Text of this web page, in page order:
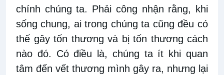
chính chúng ta. Phải công nhận rằng, khi
sống chung, ai trong chúng ta cũng đều có
thể gây tổn thương và bị tổn thương cách
nào đó. Cóđiều là, chúng ta ít khi quan
tâm đến vết thương mình gây ra, nhưng lại